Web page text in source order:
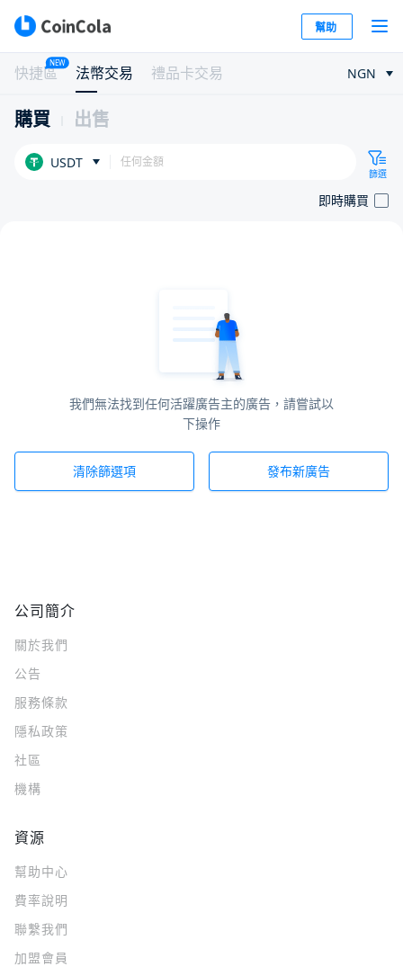
幫助
快捷區
NEW
法幣交易 禮品卡交易 NGN
購買 出售
USDT
篩選
即時購買
我們無法找到任何活躍廣告主的廣告，請嘗試以
下操作
清除篩選項 發布新廣告
公司簡介
關於我們
公告
服務條款
隱私政策
社區
機構
資源
幫助中心
費率說明
聯繫我們
加盟會員